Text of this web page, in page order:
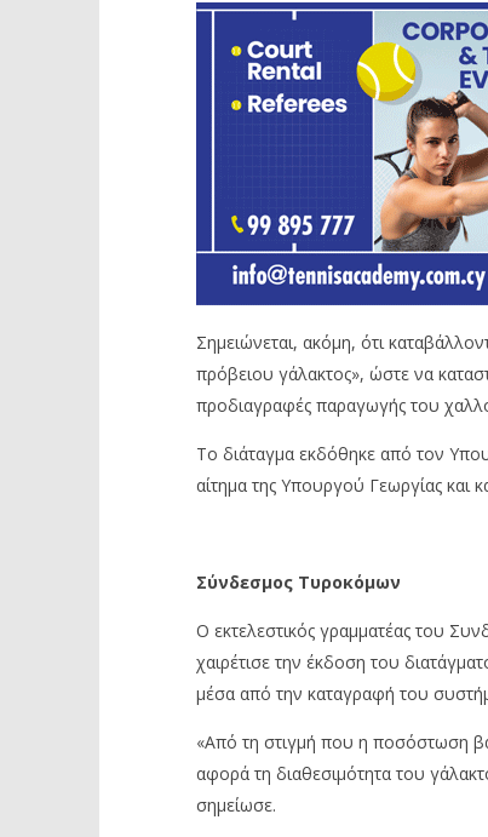
Σημειώνεται, ακόμη, ότι
πρόβειου γάλακτος», ώστε να
προδιαγραφές παραγωγής του
Το διάταγμα εκδόθηκε από τον
αίτημα της Υπουργού Γεωργίας και
Σύνδεσμος Τυροκόμων
Ο εκτελεστικός γραμματέας του
χαιρέτισε την έκδοση του
μέσα από την καταγραφή του
«Από τη στιγμή που η ποσόστωση
αφορά τη διαθεσιμότητα του
σημείωσε.